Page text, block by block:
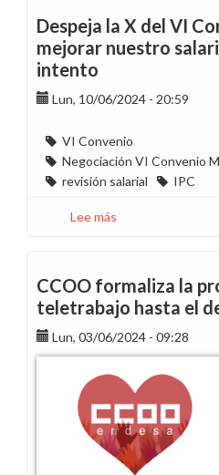
X
del
VI
(2):
más
calidad
de
Despeja la X del VI
mejorar nuestro
intento
Lun, 10/06/2024 - 20:59
VI Convenio
Negociación VI Convenio
revisión salarial
IPC
Lee más
del
VI
Convenio
(1):
Cómo
mejorar
nuestro
salario
y
CCOO formaliza la
teletrabajo hasta el
Lun, 03/06/2024 - 09:28